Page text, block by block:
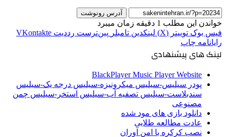
آدرس رونوشت
خواندن این مطلب 1 دقیقه زمان میبرد
فیس بوک توییتر (X) لینکدین ‫تامبلر ‫پین‌ترست ‫رددیت ‫VKontakte
رایانامه چاپ
لینک های پیشنهادی
BlackPlayer Music Player Website
پودر سیلیس-سیلیس میکرونیزه-سیلیس درجه یک-سیلیس
سندبلاست-سیلیس تصفیه آب-سیلیس استخر-سیلیس چمن
مصنوعی
دانلود بازی های مود شده
عادت مطالعه طلایی
نصب کرکره با امن آوران